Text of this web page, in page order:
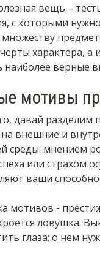
вещь –
с которыми нужно
характера,
наиболее верные
мотивы
давай
внешние и
среды: мнением
или страхом
ваши
мотивов -
ловушка.
глаза; о нем